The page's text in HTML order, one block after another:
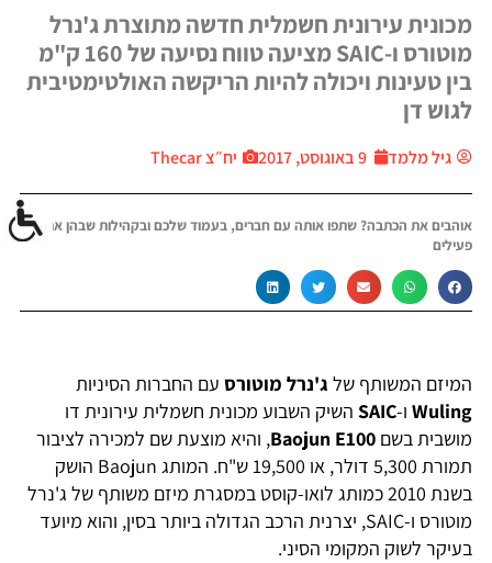
מכונית עירונית חשמלית חדשה מתוצרת ג'נרל
מוטורס ו-SAIC מציעה טווח נסיעה של 160 ק"מ
בין טעינות ויכולה להיות הריקשה האולטימטיבית
לגוש דן
גיל מלמד 9 באוגוסט, 2017 יח״צ Thecar
אוהבים את הכתבה? שתפו אותה עם חברים, בעמוד שלכם ובקהילות שבהן אתם
פעילים
המיזם המשותף של ג'נרל מוטורס עם החברות הסיניות
Wuling ו-SAIC השיק השבוע מכונית חשמלית עירונית דו
מושבית בשם Baojun E100, והיא מוצעת שם למכירה לציבור
תמורת 5,300 דולר, או 19,500 ש"ח. המותג Baojun הושק
בשנת 2010 כמותג לואו-קוסט במסגרת מיזם משותף של ג'נרל
מוטורס ו-SAIC, יצרנית הרכב הגדולה ביותר בסין, והוא מיועד
בעיקר לשוק המקומי הסיני.